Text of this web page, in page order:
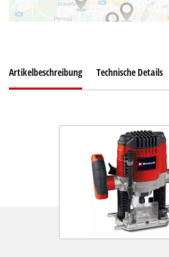
Artikelbeschreibung Technische Details